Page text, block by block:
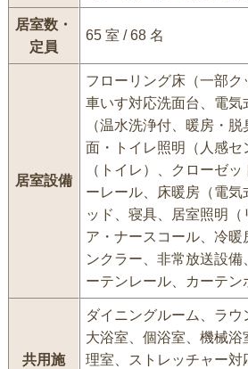
居室数・
定員
65 室 / 68 名
居室設備
フローリング床（一部ク
車いす対応洗面台、電気
（温水洗浄付、暖房・
面・トイレ照明（人感セ
（トイレ）、クローゼ
ーレール、床暖房（電気
ッド、寝具、居室照明（
ア・ナースコール、冷暖
ンクラー、非常放送設備
ーテンレール、カーテン
共用施
ダイニングルーム、ラウ
大浴室、個浴室、機械
理室、ストレッチャー対